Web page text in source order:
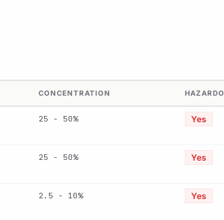
CONCENTRATION
25 - 50% Yes
25 - 50% Yes
2.5 - 10% Yes